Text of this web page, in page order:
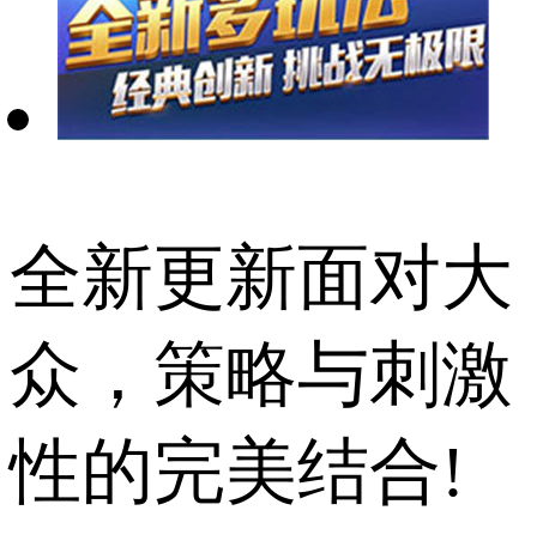
全新更新面对大
众，策略与刺激
性的完美结合!